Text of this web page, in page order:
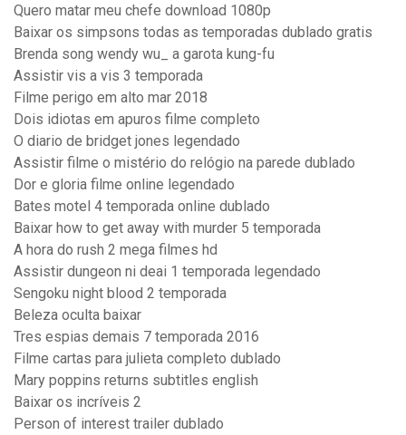
Quero matar meu chefe download 1080p
Baixar os simpsons todas as temporadas dublado gratis
Brenda song wendy wu_ a garota kung-fu
Assistir vis a vis 3 temporada
Filme perigo em alto mar 2018
Dois idiotas em apuros filme completo
O diario de bridget jones legendado
Assistir filme o mistério do relógio na parede dublado
Dor e gloria filme online legendado
Bates motel 4 temporada online dublado
Baixar how to get away with murder 5 temporada
A hora do rush 2 mega filmes hd
Assistir dungeon ni deai 1 temporada legendado
Sengoku night blood 2 temporada
Beleza oculta baixar
Tres espias demais 7 temporada 2016
Filme cartas para julieta completo dublado
Mary poppins returns subtitles english
Baixar os incríveis 2
Person of interest trailer dublado